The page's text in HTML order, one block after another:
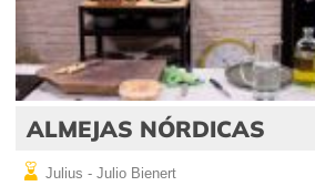
ALMEJAS NÓRDICAS
Julius - Julio Bienert